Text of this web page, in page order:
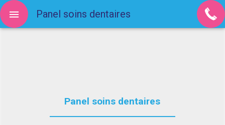
Panel soins dentaires
Panel soins dentaires